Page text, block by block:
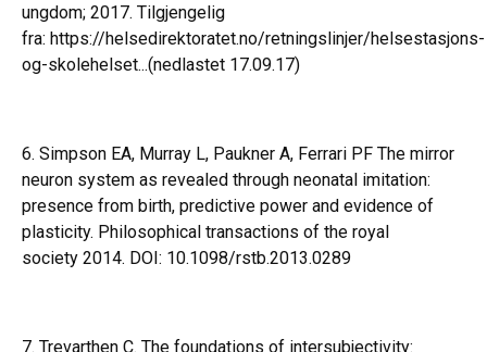
ungdom; 2017. Tilgjengelig
fra: https://helsedirektoratet.no/retningslinjer/helsestasjons-
og-skolehelset...(nedlastet 17.09.17)
6. Simpson EA, Murray L, Paukner A, Ferrari PF The mirror
neuron system as revealed through neonatal imitation:
presence from birth, predictive power and evidence of
plasticity. Philosophical transactions of the royal
society 2014. DOI: 10.1098/rstb.2013.0289
7. Trevarthen C. The foundations of intersubjectivity: